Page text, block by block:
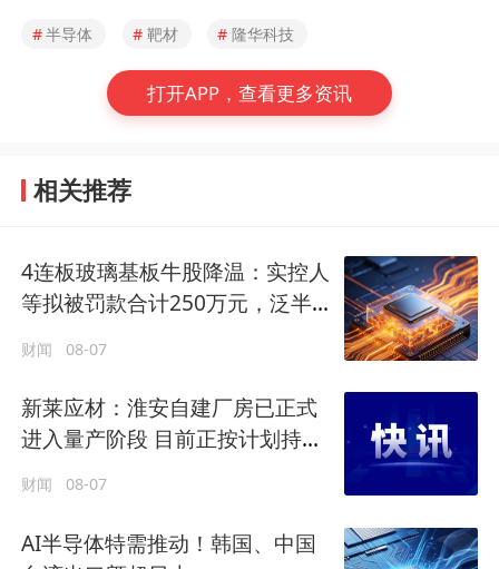
#半导体 # 靶材 # 隆华科技
打开APP，查看更多资讯
相关推荐
4连板玻璃基板牛股降温：实控人
等拟被罚款合计250万元，泛半
财闻 08-07
新莱应材：淮安自建厂房已正式
进入量产阶段 目前正按计划持续
财闻 08-07
AI半导体特需推动！韩国、中国